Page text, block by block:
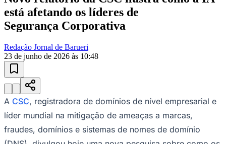
Ceará
Novo relatório da CSC ilustra como a IA
está afetando os líderes de
Segurança Corporativa
Redação Jornal de Barueri
23 de junho de 2026 às 10:48
ACSC
, registradora de domínios de nível empresarial e
líder mundial na mitigação de ameaças a marcas,
fraudes, domínios e sistemas de nomes de domínio